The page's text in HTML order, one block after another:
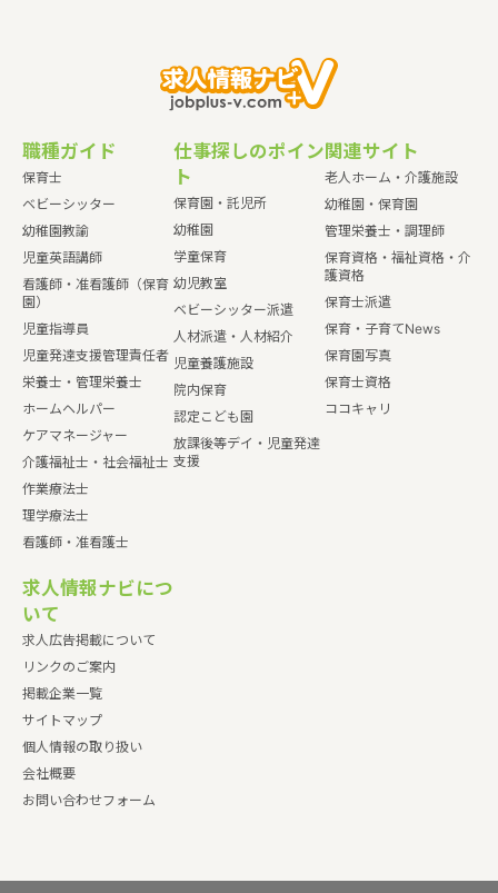
職種ガイド
保育士
ベビーシッター
幼稚園教諭
児童英語講師
看護師・准看護師（保育
園）
児童指導員
児童発達支援管理責任者
栄養士・管理栄養士
ホームヘルパー
ケアマネージャー
介護福祉士・社会福祉士
作業療法士
理学療法士
看護師・准看護士
仕事探しのポイン
ト
保育園・託児所
幼稚園
学童保育
幼児教室
ベビーシッター派遣
人材派遣・人材紹介
児童養護施設
院内保育
認定こども園
放課後等デイ・児童発達
支援
関連サイト
老人ホーム・介護施設
幼稚園・保育園
管理栄養士・調理師
保育資格・福祉資格・介
護資格
保育士派遣
保育・子育てNews
保育園写真
保育士資格
ココキャリ
求人情報ナビにつ
いて
求人広告掲載について
リンクのご案内
掲載企業一覧
サイトマップ
個人情報の取り扱い
会社概要
お問い合わせフォーム